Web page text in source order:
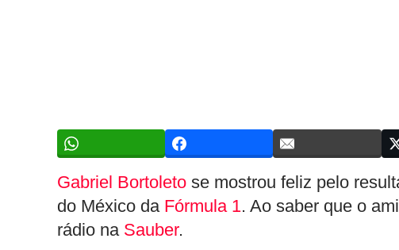
Gabriel Bortoleto se mostrou feliz pelo
do México da Fórmula 1. Ao saber que o
rádio na Sauber.